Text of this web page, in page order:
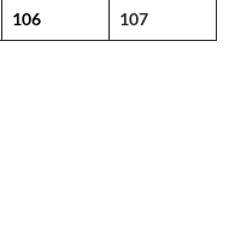
106 107